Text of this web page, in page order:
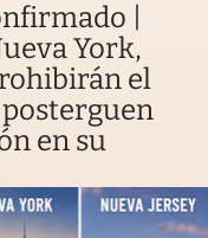
|
York,
el
en su